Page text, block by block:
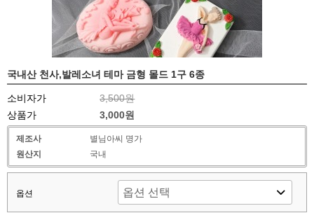
국내산 천사,발레소녀 테마 금형 몰드 1구 6종
소비자가
3,500원
상품가
3,000원
제조사
별님아씨 명가
원산지
국내
옵션